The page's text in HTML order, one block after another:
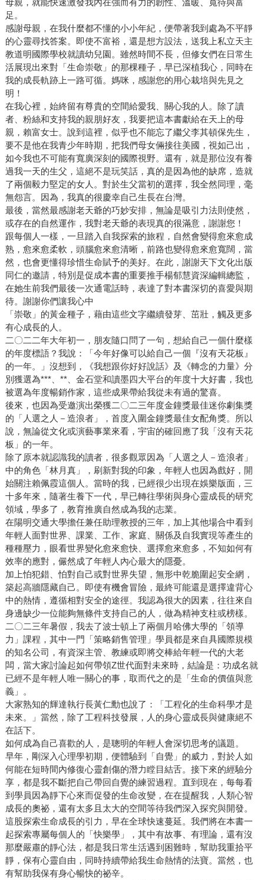
足。
感謝母親，在我什麼都不懂的小小年紀，便帶著我到處為不平靜
的心靈尋找答案。即使不富裕，還是想方設法，送我上私立天主
教道明國際學校就讀幼兒園。雖然時間不長，但修女們在日常生
活展現出來對「生命崇敬」的那棵種子，早已深植我心，同時在
我的成長軌跡上一路可循。媽咪，感謝您的用心栽培與先見之
明！
在我心裡，始終留有尊貴的空間給愛我、關心我的人。除了讀
者、粉絲和支持我的親朋好友，我要把這本書獻給在天上的母
親，賴富女士。說到這裡，似乎也不能忘了繼父李其頓保先生，
要不是他在我青少年時期，把我們母女倆接往美國，視如己出，
如今我也不可能有寬廣深刻的國際視野。還有，就是那位沒有養
過我一天的生父，這絕不是玩笑話，真的是因為他的缺席，造就
了兩個毅力堅定的女人。對於生父當初的選擇，我全然同理，毫
無怨言。因為，我真的很慶幸自己生長在台灣。
最後，當然最感謝老天爺的巧妙安排，無論是吸引力法則使然，
或存在的自然運作，我對老天爺的表現真的很滿意，謝謝您！
跟每個人一樣，一旦踏入自我探索的旅程，自然會變得愈來愈成
熟，愈來愈柔軟，頭腦愈來愈清晰，前路也變得愈來愈寬闊，當
然，也會更懂得珍惜生命賦予的美好。在此，謝謝天下文化出版
同仁的邀請，特別是促成本書的重要推手楊郁慧資深編輯總監，
在她生前我們最後一次通電話時，表達了對本書深切的喜愛與期
待。謝謝你們讓我心中
「崇敬」的黃金種子，藉由這些文字繼續發芽、茁壯，觸及更多
有心成長的人。
二〇二二年大年初一，朋友隨口問了一句，想給自己一個什麼樣
的年度標語？我說：「今年好像可以給自己一個『沒有天花板』
的一年。」沒想到，《我想跟你好好說話》及《轉念的力量》分
別獲選為***、**、金石堂和讀墨四大平台的年度十大好書，我也
被選為年度暢銷作家，這些成果帶給我從未有過的驚喜。
後來，也因為受邀演出榮獲二〇二三年度金鐘獎最佳迷你劇集獎
的「人選之人－造浪者」，首度入圍金鐘獎最佳女配角獎。所以
說，無論從文化或演藝事業來看，宇宙的確回應了我「沒有天花
板」的一年。
除了原本就認識我的讀者，很多觀眾因為「人選之人－造浪者」
中的角色「林月真」，刷新對我的印象，年輕人也因為戲好，開
始關注賴佩霞這個人。當時的我，已經很少出現在娛樂版面，三
十多年來，隨著生養下一代，早已轉往學術與身心靈成長的研究
領域，學多了，教育推廣自然成為我的志業。
在陽明交通大學擔任兼任助理教授的三年，加上其他場合中看到
年輕人面對世界、課業、工作、家庭、關係及自我實現等產生的
種種壓力，眼看世界變化愈來愈快、選擇愈來愈多，不知如何有
效率的應對，儼然成了年輕人內心最大的隱憂。
加上怕犯錯、怕對自己或對世界失望，無形中乾脆圍起安全網，
築起高牆隱藏自己。即使有機會冒險，最終可能還是選擇違背心
中的熱情，遵循相對安全的途徑。我認為很大的因素，往往來自
身邊缺少一位能夠無條件支持自己的人，做為精神支柱或榜樣。
二〇二三年暑假，我去了波士頓上了兩個月哈佛大學的「領導
力」課程，其中一門「策略銷售管理」學員都是來自具國際規模
的知名公司，有資深主管、教練或即將交棒給年輕一代的大老
闆，當大家討論起如何帶領Z世代面對未來時，結論是：功成名就
已經不是年輕人唯一關心的事，取而代之的是「生命的價值與意
義」。
大家熟知的輝達執行長黃仁勳也說了：「工程化的生命科學才是
未來。」當然，除了工程科技發展，人的身心靈成長與健康絕不
在話下。
如何成為自己喜歡的人，是聰明的年輕人會深切思考的議題。
早年，剛深入心理學初期，便體驗到「自覺」的威力，對於人如
何能在短時間內修復心靈創傷的潛力瞠目結舌。接下來的經驗分
享，都是我不斷把自己帶回自覺的練習過程。直到現在，每每看
到學員因為靜下心來而促發的生命改變，在在提醒我，人類心智
成長的奧祕，還有太多且太大的空間等待我們深入探究與開發。
這股探索生命成長的引力，早在全球快速蔓延。我們將在本書一
起探索專屬每個人的「快樂學」，其中有故事、有理論，還有沒
那麼嚴肅的靜心法，都是我日常生活遇到困難時，幫助我重拾平
靜，保有心靈自由，同時持續帶給我生命熱情的法寶。當然，也
有幫助我保有身心暢快的祕辛。